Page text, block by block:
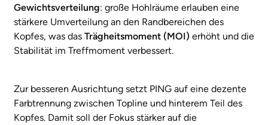
Gewichtsverteilung: große Hohlräume erlauben eine
stärkere Umverteilung an den Randbereichen des
Kopfes, was das Trägheitsmoment (MOI) erhöht und die
Stabilität im Treffmoment verbessert.
Zur besseren Ausrichtung setzt PING auf eine dezente
Farbtrennung zwischen Topline und hinterem Teil des
Kopfes. Damit soll der Fokus stärker auf die